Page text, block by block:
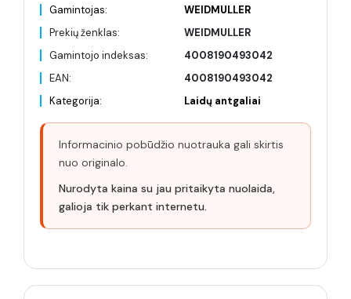
Gamintojas:
WEIDMULLER
Prekių ženklas:
WEIDMULLER
Gamintojo indeksas:
4008190493042
EAN:
4008190493042
Kategorija:
Laidų antgaliai
Informacinio pobūdžio nuotrauka gali skirtis
nuo originalo.
Nurodyta kaina su jau pritaikyta nuolaida,
galioja tik perkant internetu.